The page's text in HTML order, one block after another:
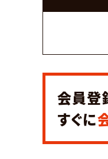
会員登
すぐに